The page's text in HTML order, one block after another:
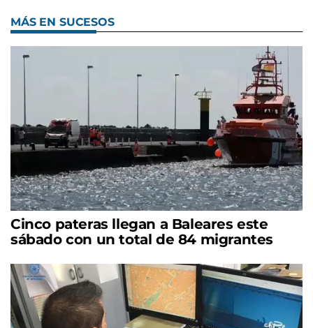
MÁS EN SUCESOS
Cinco pateras llegan a Baleares este
sábado con un total de 84 migrantes